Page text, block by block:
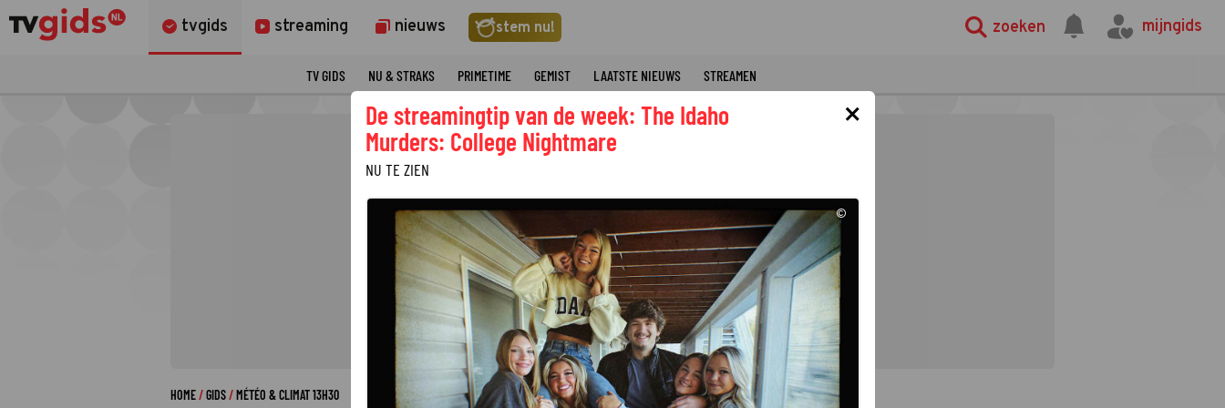
tvgids streaming nieuws stem nu! zoeken mijngids
TV GIDS NU & STRAKS PRIMETIME GEMIST LAATSTE NIEUWS STREAMEN
HOME GIDS MÉTÉO & CLIMAT 13H30
×
De streamingtip van de week: The Idaho
Murders: College Nightmare
NU TE ZIEN
©